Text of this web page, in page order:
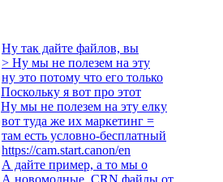
Ну так дайте файлов, вы
> Ну мы не полезем на эту
ну это потому что его только
Поскольку я вот про этот
Ну мы не полезем на эту елку
вот туда же их маркетинг =
там есть условно-бесплатный
https://cam.start.canon/en
А дайте пример, а то мы о
А новомодные .CRN файлы от